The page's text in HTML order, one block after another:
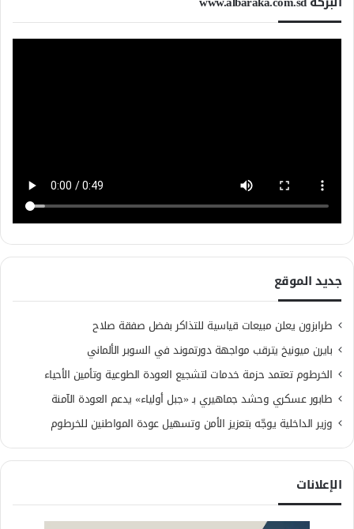
جديد الموقع
طرابزون يعلن مبيعات قياسية للتذاكر بفضل صفقة صلاح
بايرن ميونيخ يترقب مواجهة دورتموند في السوبر الألماني
الخرطوم تعتمد حزمة خدمات لتشجيع العودة الطوعية وتأمين الأحياء
طابور عسكري وحشد جماهيري بـ «جبل أولياء» يدعم العودة الآمنة
وزير الداخلية يوجّه بتعزيز الأمن وتسهيل عودة المواطنين للخرطوم
الإعلانات